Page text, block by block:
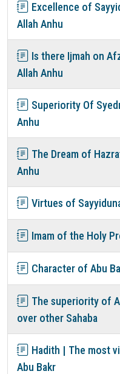
Excellence of
Allah Anhu
Is there Ijmah on
Allah Anhu
Superiority Of
Anhu
The Dream of
Anhu
Virtues of
Imam of the Holy
Character of Abu
The superiority of
over other Sahaba
Hadith | The most
Abu Bakr